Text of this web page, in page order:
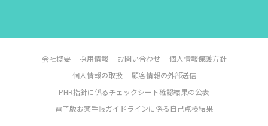
会社概要 採用情報 お問い合わせ
個人情報保護方針
個人情報の取扱
顧客情報の外部送信
PHR指針に係るチェックシート確認結果の公表
電子版お薬手帳ガイドラインに係る自己点検結果